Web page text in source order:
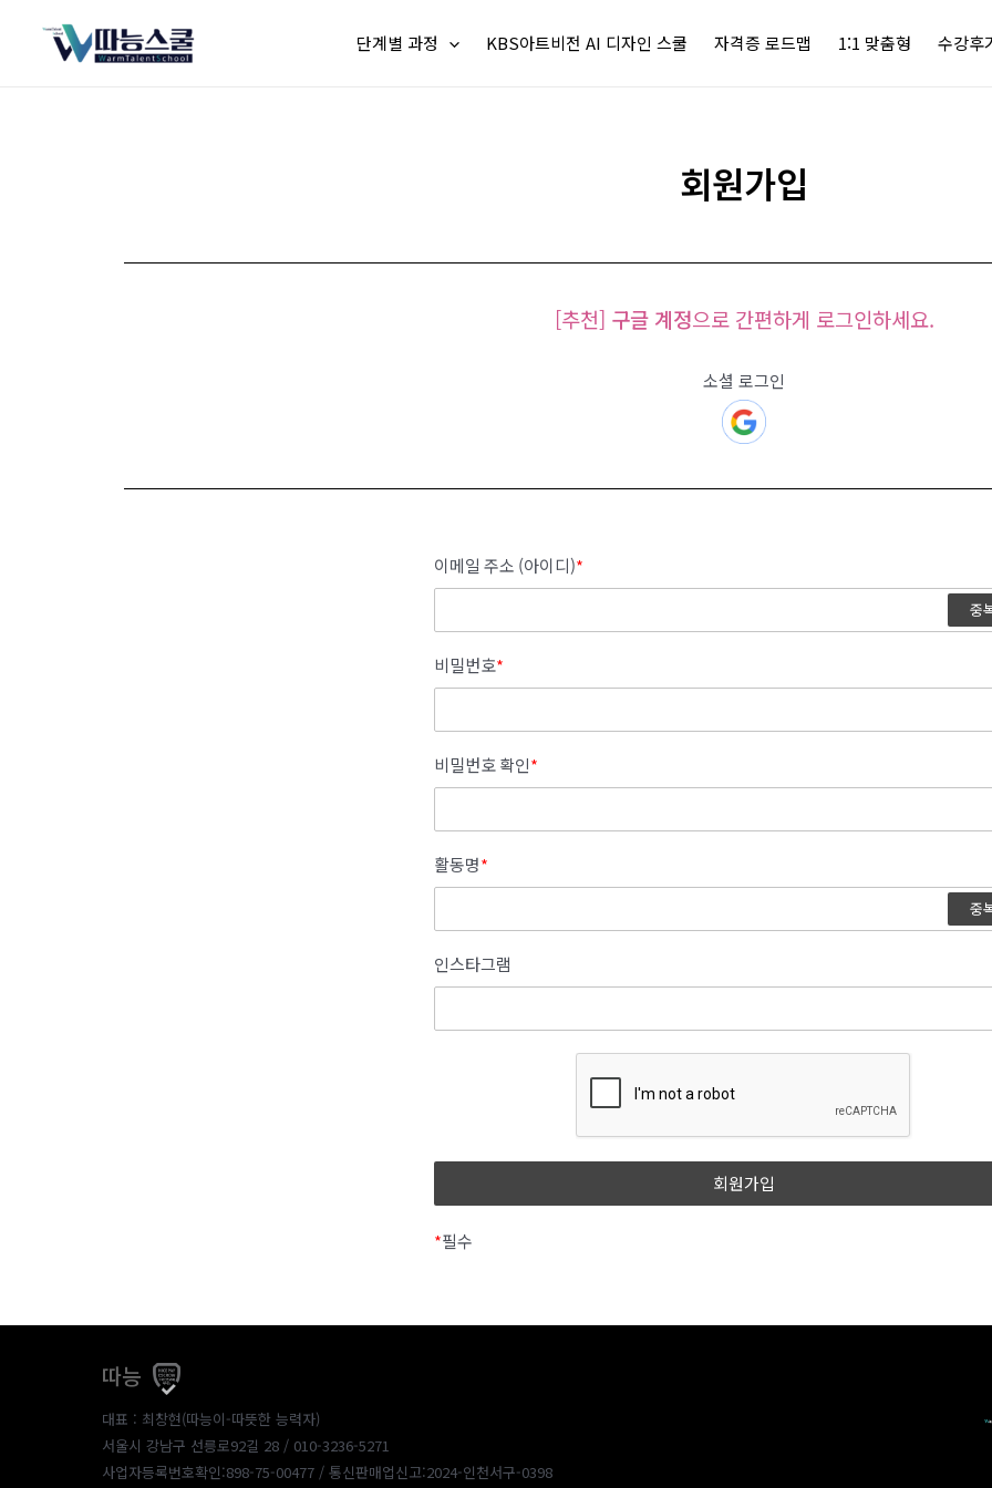
단계별 과정 KBS아트비전 AI 디자인 스쿨 자격증 로드맵 1:1 맞춤형 수강후
회원가입
[추천] 구글 계정으로 간편하게 로그인하세요.
소셜 로그인
이메일 주소 (아이디)*
중
비밀번호*
비밀번호 확인*
활동명*
중
인스타그램
*필수
따능
대표 : 최창현(따능이-따뜻한 능력자)
서울시 강남구 선릉로92길 28 / 010-3236-5271
사업자등록번호확인:898-75-00477 / 통신판매업신고:2024-인천서구-0398